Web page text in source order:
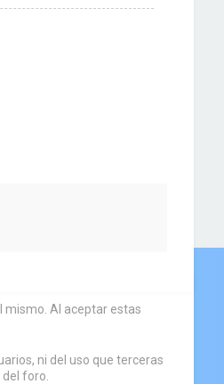
mismo. Al aceptar estas
ni del uso que terceras
foro.